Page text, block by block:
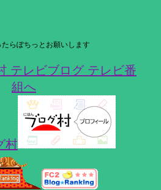
らぽちっとお願いします
村